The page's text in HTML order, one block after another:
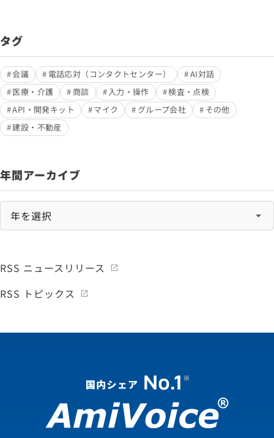
タグ
会議 電話応対（コンタクトセンター）
AI対話
医療・介護
商談 入力・操作
検査・点検
API・開発キット
マイク グループ会社
その他
建設・不動産
年間アーカイブ
RSS ニュースリリース
RSS トピックス